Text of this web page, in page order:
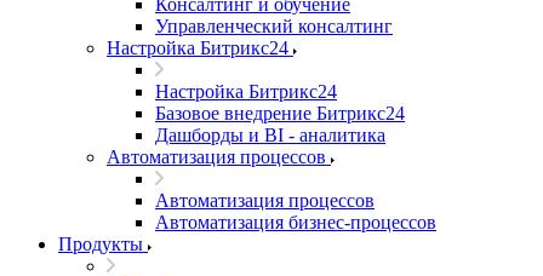
Консалтинг и обучение
Управленческий консалтинг
Настройка Битрикс24
Настройка Битрикс24
Базовое внедрение Битрикс24
Дашборды и BI - аналитика
Автоматизация процессов
Автоматизация процессов
Автоматизация бизнес-процессов
Продукты